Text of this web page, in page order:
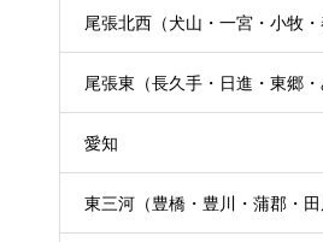
尾張北西（犬山・一宮・小牧・
尾張東（長久手・日進・東郷・
愛知
東三河（豊橋・豊川・蒲郡・田